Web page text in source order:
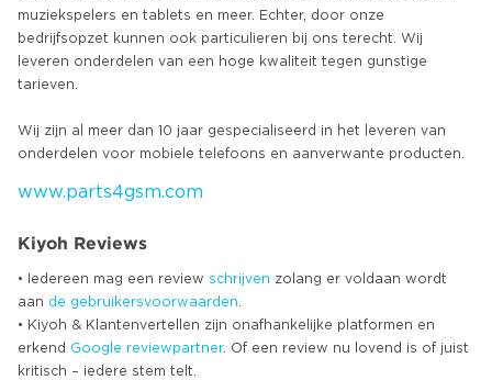
muziekspelers en tablets en meer. Echter, door onze
bedrijfsopzet kunnen ook particulieren bij ons terecht. Wij
leveren onderdelen van een hoge kwaliteit tegen gunstige
tarieven.
Wij zijn al meer dan 10 jaar gespecialiseerd in het leveren van
www.parts4gsm.com
Kiyoh Reviews
• Iedereen mag een review schrijven zolang er voldaan wordt
aan de gebruikersvoorwaarden
• Kiyoh & Klantenvertellen zijn onafhankelijke platformen en
erkend Google reviewpartner. Of een review nu lovend is of juist
kritisch – iedere stem telt.